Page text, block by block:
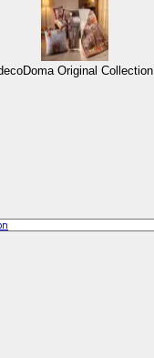
Original Collection